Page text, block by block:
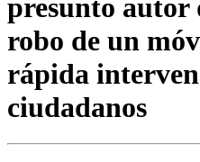
presunto autor
robo de un
rápida
ciudadanos